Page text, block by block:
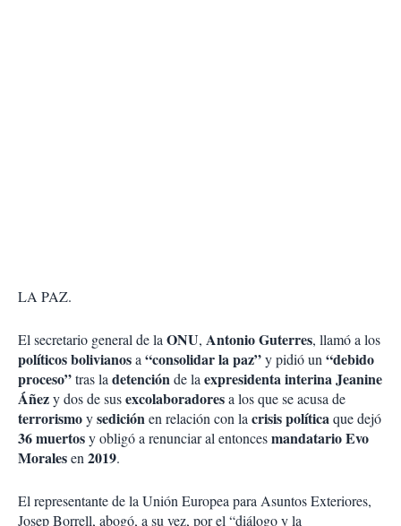
LA PAZ.
El secretario general de laONU, Antonio Guterres, llamó a los
políticos bolivianosa“consolidar la paz”y pidió un“debido
proceso”tras ladetenciónde laexpresidenta interina Jeanine
Áñezy dos de susexcolaboradoresa los que se acusa de
terrorismoysediciónen relación con lacrisis políticaque dejó
36 muertosy obligó a renunciar al entoncesmandatario Evo
Moralesen2019.
El representante de la Unión Europea para Asuntos Exteriores,
Josep Borrell, abogó, a su vez, por el “diálogo y la